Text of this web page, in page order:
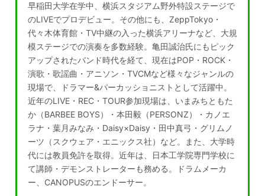
早稲田大学在学中、横浜スタジアム野外特設ステージで
のLIVEでプロデビュー。その他にも、ZeppTokyo・
代々木体育館・TV中継の入った横浜アリーナなど、大規
模ステージでの演奏を多数経験。亀田誠治氏にもピック
アップされたバンド時代を経て、現在はPOP・ROCK・
演歌・歌謡曲・アニソン・TVCMなど様々なジャンルの
現場で、ドラマー&パーカッショニストとして活躍中。
近年のLIVE・REC・TOUR参加現場は、いまみちともた
か（BARBEE BOYS）・本田毅（PERSONZ）・カノエ
ラナ・葉月みなみ・Daisy×Daisy・田中真弓・グリムノ
ーツ（スクウェア・エニックス社）など。また、大学時
代には教員免許を取得。近年は、日本工学院専門学校に
て講師・デモンストレーターも務める。ドラムメーカ
ー、CANOPUSのエンドーサー。